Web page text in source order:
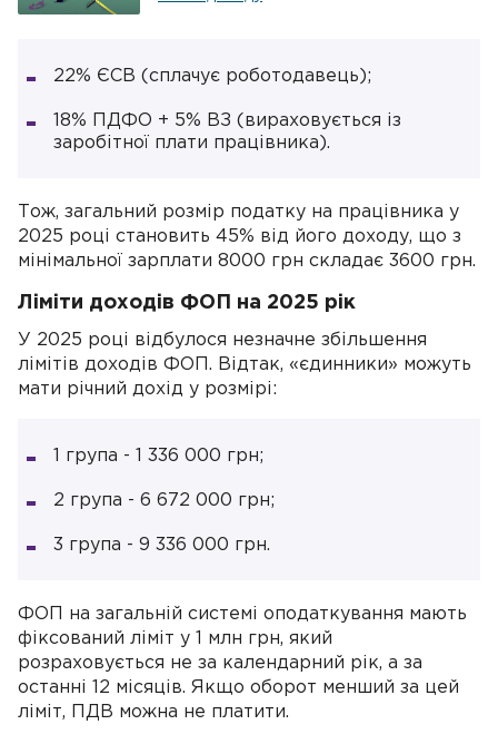
22% ЄСВ (сплачує роботодавець);
18% ПДФО + 5% ВЗ (вираховується із
заробітної плати працівника).
Тож, загальний розмір податку на працівника у
2025 році становить 45% від його доходу, що з
мінімальної зарплати 8000 грн складає 3600 грн.
Ліміти доходів ФОП на 2025 рік
У 2025 році відбулося незначне збільшення
лімітів доходів ФОП. Відтак, «єдинники» можуть
мати річний дохід у розмірі:
1 група - 1 336 000 грн;
2 група - 6 672 000 грн;
3 група - 9 336 000 грн.
ФОП на загальній системі оподаткування мають
фіксований ліміт у 1 млн грн, який
розраховується не за календарний рік, а за
останні 12 місяців. Якщо оборот менший за цей
ліміт, ПДВ можна не платити.